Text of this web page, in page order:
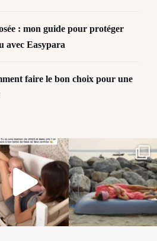
: mon guide pour protéger
avec Easypara
faire le bon choix pour une